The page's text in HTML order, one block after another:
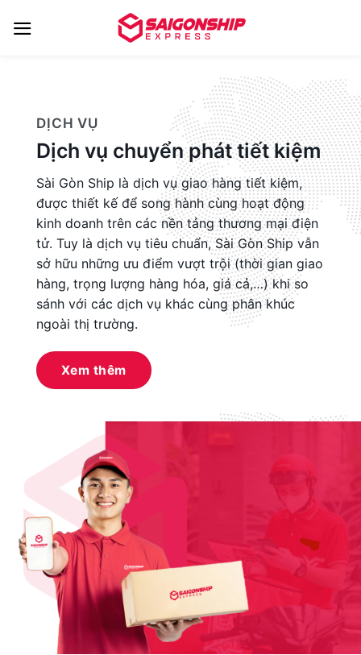
qua
DỊCH VỤ
Dịch vụ chuyển phát tiết kiệm
Sài Gòn Ship là dịch vụ giao hàng tiết kiệm,
được thiết kế để song hành cùng hoạt động
kinh doanh trên các nền tảng thương mại điện
tử. Tuy là dịch vụ tiêu chuẩn, Sài Gòn Ship vẫn
sở hữu những ưu điểm vượt trội (thời gian giao
hàng, trọng lượng hàng hóa, giá cả,…) khi so
sánh với các dịch vụ khác cùng phân khúc
ngoài thị trường.
Xem thêm